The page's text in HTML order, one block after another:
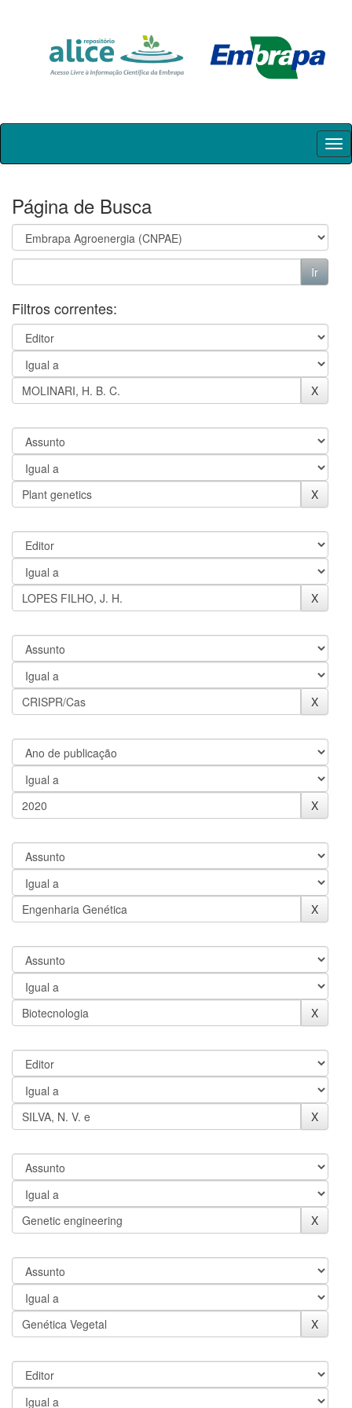
Skip
Página de Busca
Filtros correntes: